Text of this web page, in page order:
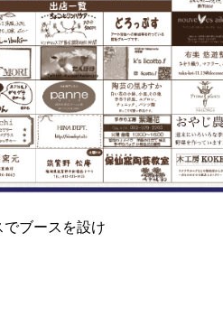
ブースを設け